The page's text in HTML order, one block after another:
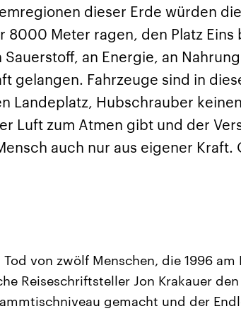
Der Iran – seit der
Islamischen Revolution
1979 auch Islamische
Republik Iran – ist ein
von einem
Religionsführer autoritär
regierter Staat im Nahen
Osten. Eine Feindschaft
zu Israel und zu den USA
ist fest in der
Staatsideologie
verankert.
„Moment mal“
überprüfen wir virale
Behauptungen auf
Wahrheitsgehalt.
kommt eine
Was ist falsch, was
stimmt? Was kann
werden – und was
eine Lüge? Kurz.
Einordnend.
Transparent.
dieser Erde würden
8000 Meter ragen, den Platz Eins
an Energie, an
gelangen. Fahrzeuge sind in
Landeplatz, Hubschrauber
Luft zum Atmen gibt und der
auch nur aus eigener Kraft.
von zwölf Menschen, die 1996 am
Reiseschriftsteller Jon Krakauer
gemacht und der